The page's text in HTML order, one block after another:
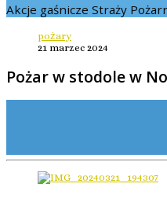
Akcje gaśnicze Straży
pożary
21 marzec 2024
Pożar w stodole w